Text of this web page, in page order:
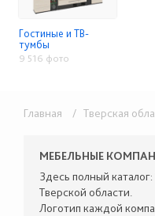
Гостиные и ТВ-
тумбы
9 516 фото
Главная / Тверская
МЕБЕЛЬНЫЕ
Здесь полный
Тверской области.
Логотип каждой